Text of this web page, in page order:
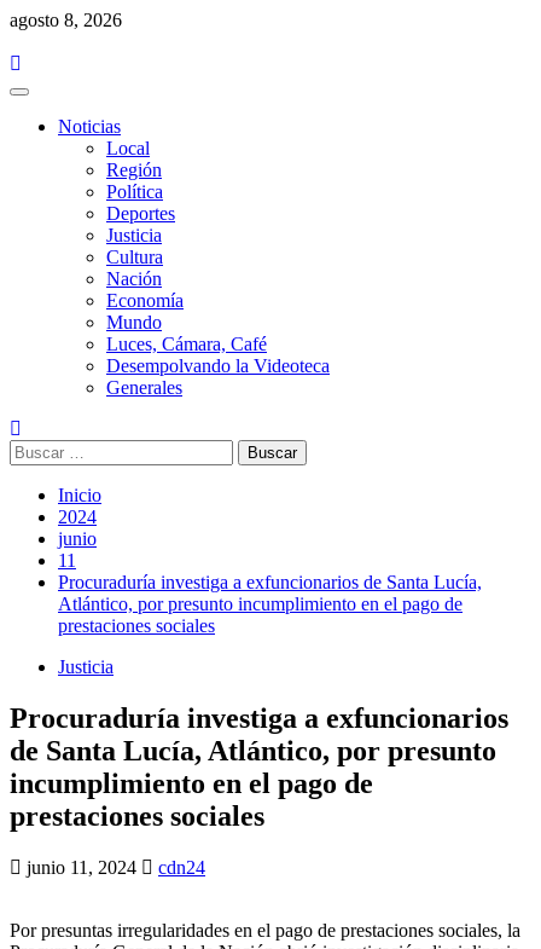
Saltar
contenido
agosto 8, 2026
Menú
principalNoticias
Local
Región
Política
Deportes
Justicia
Cultura
Nación
Economía
Mundo
Luces, Cámara, Café
Desempolvando la Videoteca
Generales
Buscar:
Inicio
2024
junio
11
Procuraduría investiga a exfuncionarios de Santa Lucía,
Atlántico, por presunto incumplimiento en el pago de
prestaciones sociales
Justicia
Procuraduría investiga a exfuncionarios
de Santa Lucía, Atlántico, por presunto
incumplimiento en el pago de
prestaciones sociales
junio 11, 2024 cdn24
Por presuntas irregularidades en el pago de prestaciones sociales, la